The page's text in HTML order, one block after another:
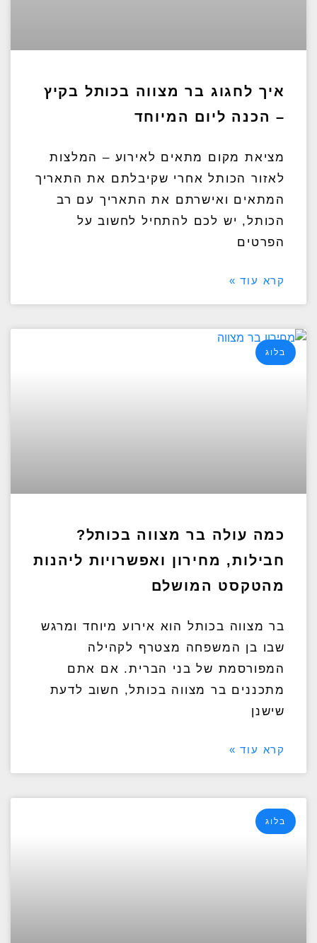
איך לחגוג בר מצווה בכותל בקיץ
– הכנה ליום המיוחד
מציאת מקום מתאים לאירוע – המלצות
לאזור הכותל אחרי שקיבלתם את התאריך
המתאים ואישרתם את התאריך עם רב
הכותל, יש לכם להתחיל לחשוב על
הפרטים
קרא עוד »
בלוג
כמה עולה בר מצווה בכותל?
חבילות, מחירון ואפשרויות ליהנות
מהטקסט המושלם
בר מצווה בכותל הוא אירוע מיוחד ומרגש
שבו בן המשפחה מצטרף לקהילה
המפורסמת של בני הברית. אם אתם
מתכננים בר מצווה בכותל, חשוב לדעת
שישנן
קרא עוד »
בלוג